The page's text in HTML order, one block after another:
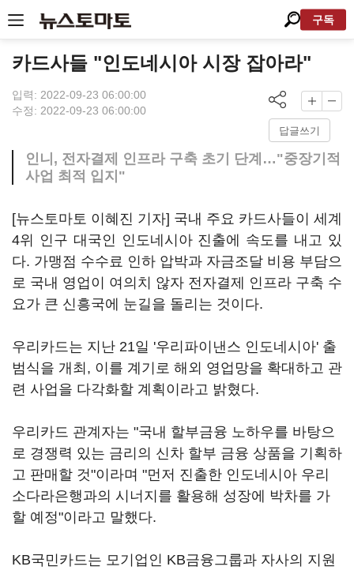
구독
카드사들 "인도네시아 시장 잡아라"
입력: 2022-09-23 06:00:00
수정: 2022-09-23 06:00:00
답글쓰기
인니, 전자결제 인프라 구축 초기 단계…"중장기적
사업 최적 입지"
[뉴스토마토 이혜진 기자] 국내 주요 카드사들이 세계
4위 인구 대국인 인도네시아 진출에 속도를 내고 있
다. 가맹점 수수료 인하 압박과 자금조달 비용 부담으
로 국내 영업이 여의치 않자 전자결제 인프라 구축 수
요가 큰 신흥국에 눈길을 돌리는 것이다.
우리카드는 지난 21일 '우리파이낸스 인도네시아' 출
범식을 개최, 이를 계기로 해외 영업망을 확대하고 관
련 사업을 다각화할 계획이라고 밝혔다.
우리카드 관계자는 "국내 할부금융 노하우를 바탕으
로 경쟁력 있는 금리의 신차 할부 금융 상품을 기획하
고 판매할 것"이라며 "먼저 진출한 인도네시아 우리
소다라은행과의 시너지를 활용해 성장에 박차를 가
할 예정"이라고 말했다.
KB국민카드는 모기업인 KB금융그룹과 자사의 지원